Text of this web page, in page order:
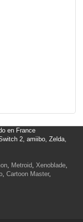
en France
2, amiibo, Zelda,
, Metroid, Xenoblade,
, Cartoon Master,